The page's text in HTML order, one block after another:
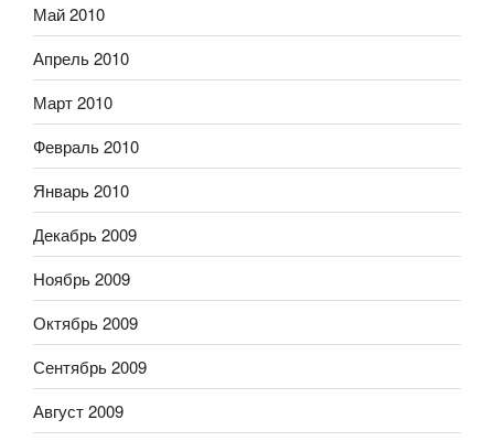
Май 2010
Апрель 2010
Март 2010
Февраль 2010
Январь 2010
Декабрь 2009
Ноябрь 2009
Октябрь 2009
Сентябрь 2009
Август 2009